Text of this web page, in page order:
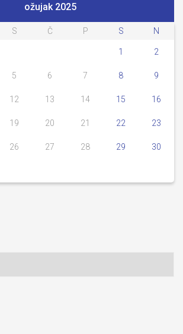
ožujak 2025
S Č P S N
1 2
5 6 7 8 9
12 13 14 15 16
19 20 21 22 23
26 27 28 29 30